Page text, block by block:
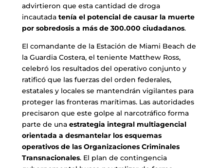
advirtieron que esta cantidad de droga
incautada tenía el potencial de causar la muerte
por sobredosis a más de 300.000 ciudadanos.
El comandante de la Estación de Miami Beach de
la Guardia Costera, el teniente Matthew Ross,
celebró los resultados del operativo conjunto y
ratificó que las fuerzas del orden federales,
estatales y locales se mantendrán vigilantes para
proteger las fronteras marítimas. Las autoridades
precisaron que este golpe al narcotráfico forma
parte de una estrategia integral multiagencial
orientada a desmantelar los esquemas
operativos de las Organizaciones Criminales
Transnacionales. El plan de contingencia